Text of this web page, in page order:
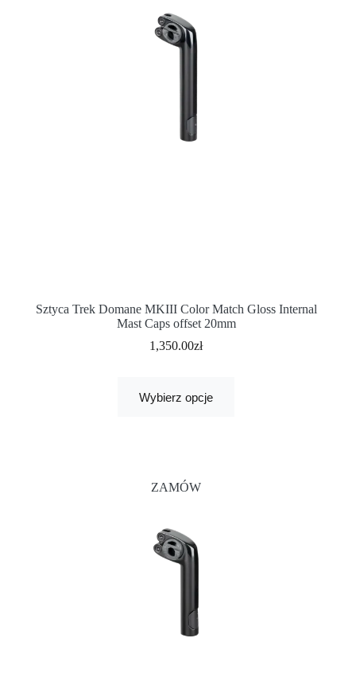
Sztyca Trek Domane MKIII Color Match Gloss Internal
Mast Caps offset 20mm
1,350.00zł
Wybierz opcje
ZAMÓW